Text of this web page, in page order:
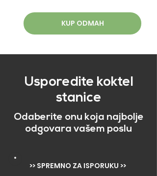
KUP ODMAH
Usporedite koktel
stanice
Odaberite onu koja najbolje
odgovara vašem poslu
>> SPREMNO ZA ISPORUKU >>